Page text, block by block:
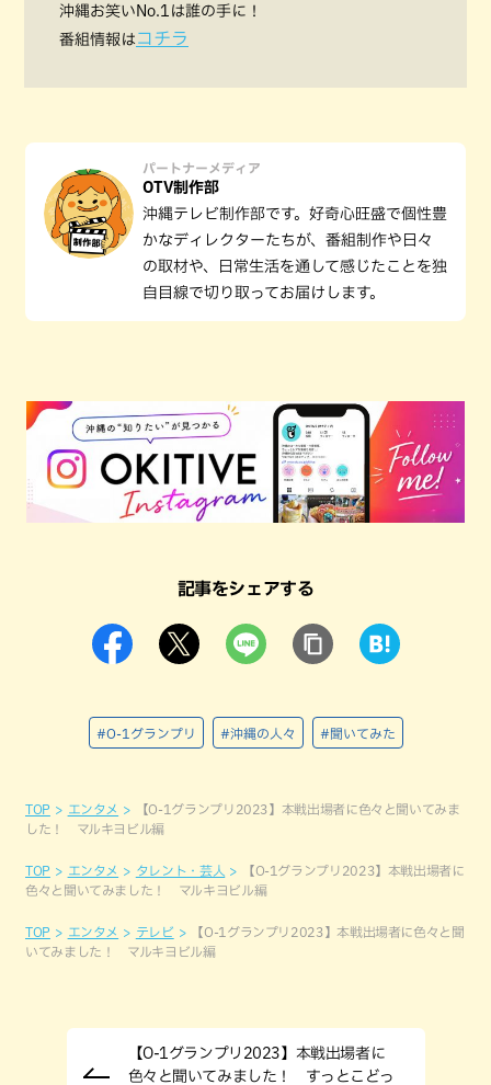
沖縄お笑いNo.1は誰の手に！
番組情報はコチラ
パートナーメディア
OTV制作部
沖縄テレビ制作部です。好奇心旺盛で個性豊
かなディレクターたちが、番組制作や日々
の取材や、日常生活を通して感じたことを独
自目線で切り取ってお届けします。
記事をシェアする
#O-1グランプリ #沖縄の人々 #聞いてみた
TOP エンタメ
【O-1グランプリ2023】本戦出場者に色々と聞いてみま
した！ マルキヨビル編
TOP エンタメ タレント・芸人
【O-1グランプリ2023】本戦出場者に
色々と聞いてみました！ マルキヨビル編
TOP エンタメ テレビ
【O-1グランプリ2023】本戦出場者に色々と聞
いてみました！ マルキヨビル編
【O-1グランプリ2023】本戦出場者に
色々と聞いてみました！ すっとこどっ